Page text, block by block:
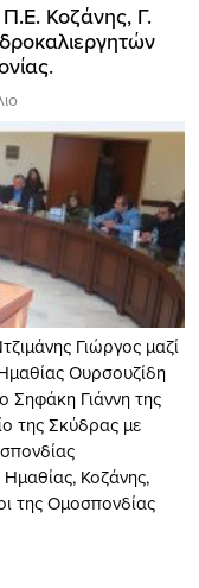
Κοζάνης, Γ.
Γιώργος μαζί
Ουρσουζίδη
Σηφάκη Γιάννη της
της Σκύδρας με
Κοζάνης,
της Ομοσπονδίας